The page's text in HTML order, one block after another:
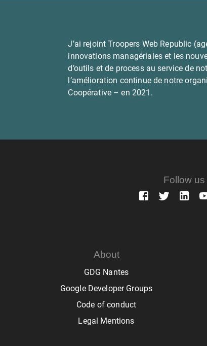
J’ai rejoint Troopers Web Republic
innovations managériales et les
d’outils et de process au service de
l’amélioration continue de notre
Coopérative – en 2021.
Follow us
About
GDG Nantes
Google Developer Groups
Code of conduct
Legal Mentions